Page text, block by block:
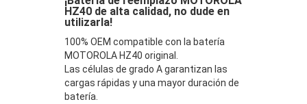
HZ40 de alta calidad, no dude en
utilizarla!
100% OEM compatible con la batería
MOTOROLA HZ40 original.
Las células de grado A garantizan las
cargas rápidas y una mayor duración de
batería.